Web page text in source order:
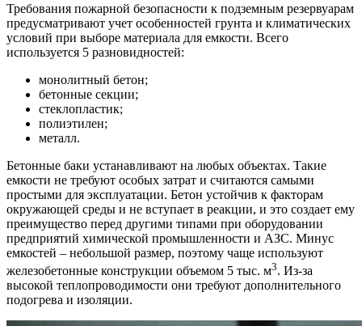
Требования пожарной безопасности к подземным резервуарам
предусматривают учет особенностей грунта и климатических
условий при выборе материала для емкости. Всего
используется 5 разновидностей:
монолитный бетон;
бетонные секции;
стеклопластик;
полиэтилен;
металл.
Бетонные баки устанавливают на любых объектах. Такие
емкости не требуют особых затрат и считаются самыми
простыми для эксплуатации. Бетон устойчив к факторам
окружающей среды и не вступает в реакции, и это создает ему
преимущество перед другими типами при оборудовании
предприятий химической промышленности и АЗС. Минус
емкостей – небольшой размер, поэтому чаще используют
железобетонные конструкции объемом 5 тыс. м3. Из-за
высокой теплопроводимости они требуют дополнительного
подогрева и изоляции.